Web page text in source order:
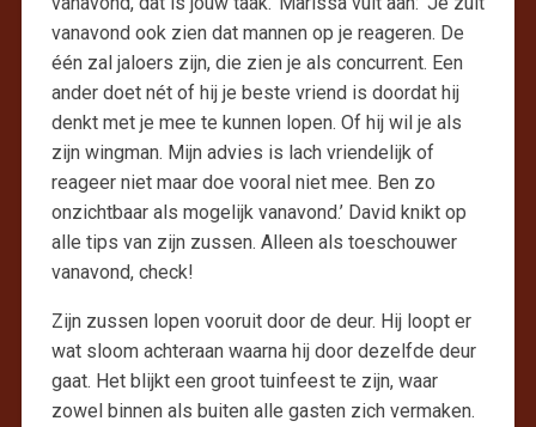
vanavond ook zien dat mannen op je reageren. De
één zal jaloers zijn, die zien je als concurrent. Een
ander doet nét of hij je beste vriend is doordat hij
denkt met je mee te kunnen lopen. Of hij wil je als
zijn wingman. Mijn advies is lach vriendelijk of
reageer niet maar doe vooral niet mee. Ben zo
onzichtbaar als mogelijk vanavond.’ David knikt op
alle tips van zijn zussen. Alleen als toeschouwer
vanavond, check!
Zijn zussen lopen vooruit door de deur. Hij loopt er
wat sloom achteraan waarna hij door dezelfde deur
gaat. Het blijkt een groot tuinfeest te zijn, waar
zowel binnen als buiten alle gasten zich vermaken.